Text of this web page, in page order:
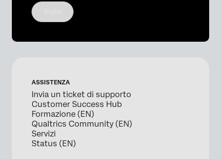
ASSISTENZA
Invia un ticket di supporto
Customer Success Hub
Formazione (EN)
Qualtrics Community (EN)
Servizi
Status (EN)